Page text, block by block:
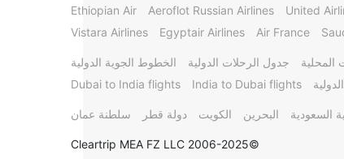
United
Aeroflot Russian Airlines
Ethiopian Air
Air France
Egyptair Airlines
Vistara Airlines
المحلية جدول الرحلات الدولية
الخطوط الجوية الدولية
India to Dubai flights
Dubai to India flights
السعودية البحرين الكويت دولة قطر سلطنة عمان
©2006-2025 Cleartrip MEA FZ LLC